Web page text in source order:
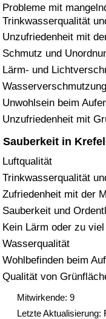
Probleme mit
Trinkwasserqualität
Unzufriedenheit mit
Schmutz und
Lärm- und
Wasserverschmutzung
Unwohlsein beim
Unzufriedenheit mit
Sauberkeit in
Luftqualität
Trinkwasserqualität
Zufriedenheit mit der
Sauberkeit und
Kein Lärm oder zu
Wasserqualität
Wohlbefinden beim
Qualität von
Mitwirkende: 9
Letzte Aktualisierung:
Kriminalitäts-Index
Kriminalitätsindex
Verschmutzungsindex
Verkehr